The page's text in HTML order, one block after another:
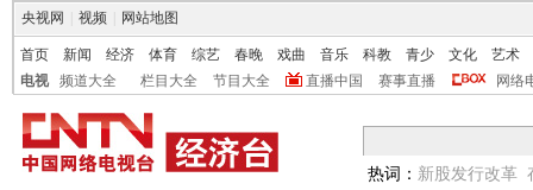
央视网 视频 网站地图
首页 新闻 经济 体育 综艺 春晚 戏曲 音乐 科教 青少 文化
艺术
电视
频道大全 栏目大全 节目大全 直播中国 赛事直播 网络
热词： 新股发行改革